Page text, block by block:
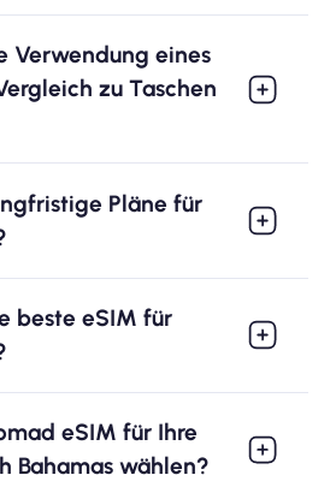
Verwendung eines
zu Taschen
Pläne für
beste eSIM für
eSIM für Ihre
Bahamas wählen?